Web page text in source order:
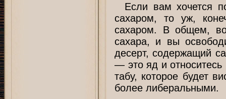
Если вам хочется
сахаром, то уж,
сахаром. В общем,
сахара, и вы
десерт, содержащий
— это яд и относитесь
табу, которое будет
более либеральными.